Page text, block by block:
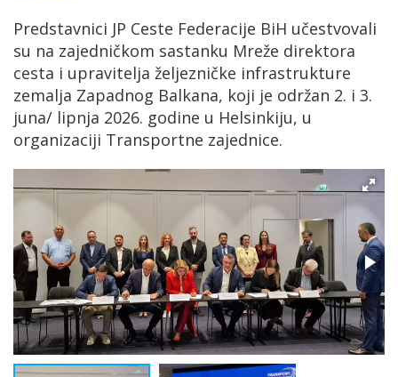
Predstavnici JP Ceste Federacije BiH učestvovali
su na zajedničkom sastanku Mreže direktora
cesta i upravitelja željezničke infrastrukture
zemalja Zapadnog Balkana, koji je održan 2. i 3.
juna/ lipnja 2026. godine u Helsinkiju, u
organizaciji Transportne zajednice.